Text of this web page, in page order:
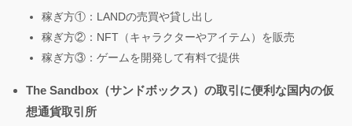
稼ぎ方①：LANDの売買や貸し出し
稼ぎ方②：NFT（キャラクターやアイテム）を販売
稼ぎ方③：ゲームを開発して有料で提供
The Sandbox（サンドボックス）の取引に便利な国内の仮
想通貨取引所